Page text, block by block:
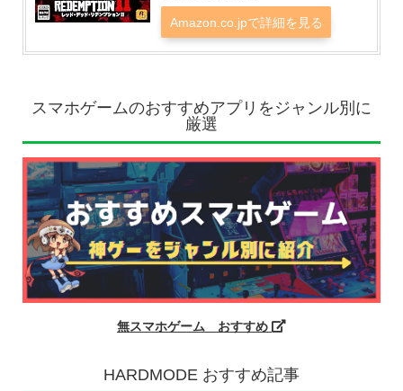
Amazon.co.jpで詳細を見る
スマホゲームのおすすめアプリをジャンル別に
厳選
無スマホゲーム おすすめ
HARDMODE おすすめ記事